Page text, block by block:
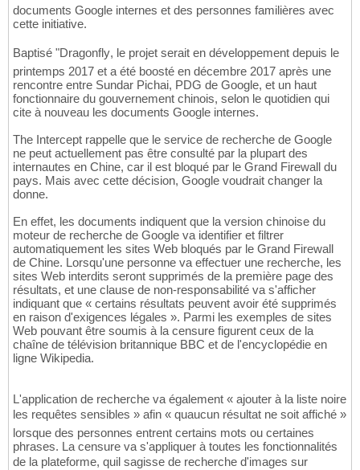
documents Google internes et des personnes familières avec
cette initiative.
Baptisé "Dragonfly, le projet serait en développement depuis le
printemps 2017 et a été boosté en décembre 2017 après une
rencontre entre Sundar Pichai, PDG de Google, et un haut
fonctionnaire du gouvernement chinois, selon le quotidien qui
cite à nouveau les documents Google internes.
The Intercept rappelle que le service de recherche de Google
ne peut actuellement pas être consulté par la plupart des
internautes en Chine, car il est bloqué par le Grand Firewall du
pays. Mais avec cette décision, Google voudrait changer la
donne.
En effet, les documents indiquent que la version chinoise du
moteur de recherche de Google va identifier et filtrer
automatiquement les sites Web bloqués par le Grand Firewall
de Chine. Lorsqu'une personne va effectuer une recherche, les
sites Web interdits seront supprimés de la première page des
résultats, et une clause de non-responsabilité va s'afficher
indiquant que « certains résultats peuvent avoir été supprimés
en raison d'exigences légales ». Parmi les exemples de sites
Web pouvant être soumis à la censure figurent ceux de la
chaîne de télévision britannique BBC et de l'encyclopédie en
ligne Wikipedia.
L'application de recherche va également « ajouter à la liste noire
les requêtes sensibles » afin « quaucun résultat ne soit affiché »
lorsque des personnes entrent certains mots ou certaines
phrases. La censure va s'appliquer à toutes les fonctionnalités
de la plateforme, quil sagisse de recherche d'images sur